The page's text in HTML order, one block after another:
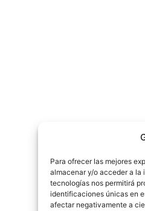
Para ofrecer las mejores
almacenar y/o acceder a la
tecnologías nos permitirá
identificaciones únicas en
afectar negativamente a